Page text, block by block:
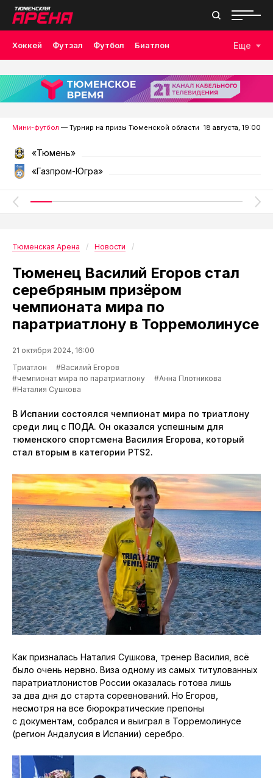
Хоккей Футзал Футбол Биатлон
Лыжные гонки Волейбол Плавание Дзюдо
Скалолазание Велоспорт Бокс
Еще
Мини-футбол — Турнир на призы Тюменской области 18 августа, 19:00
«Тюмень»
«Газпром-Югра»
Тюменская Арена Новости
Тюменец Василий Егоров стал
серебряным призёром
чемпионата мира по
паратриатлону в Торремолинусе
21 октября 2024, 16:00
Триатлон
#Василий Егоров
#чемпионат мира по паратриатлону
#Анна Плотникова
#Наталия Сушкова
В Испании состоялся чемпионат мира по триатлону
среди лиц с ПОДА. Он оказался успешным для
тюменского спортсмена Василия Егорова, который
стал вторым в категории PTS2.
Как призналась Наталия Сушкова, тренер Василия, всё
было очень нервно. Виза одному из самых титулованных
паратриатлонистов России оказалась готова лишь
за два дня до старта соревнований. Но Егоров,
несмотря на все бюрократические препоны
с документам, собрался и выиграл в Торремолинусе
(регион Андалусия в Испании) серебро.